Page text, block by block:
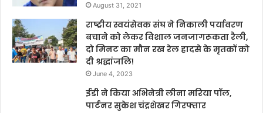
August 31, 2021
राष्ट्रीय स्वयंसेवक संघ ने निकाली पर्यावरण
बचाने को लेकर विशाल जनजागरूकता रैली,
दो मिनट का मौन रख रेल हादसे के मृतकों को
दी श्रद्धांजलि!
June 4, 2023
ईडी ने किया अभिनेत्री लीना मरिया पॉल,
पार्टनर सुकेश चंद्रशेखर गिरफ्तार